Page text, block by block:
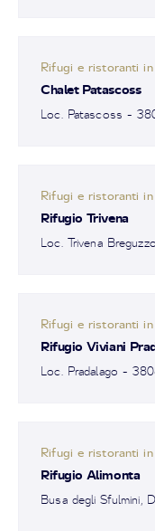
Rifugi e ristoranti
Chalet Patascoss
Loc. Patascoss -
Rifugi e ristoranti
Rifugio Trivena
Loc. Trivena
Rifugi e ristoranti
Rifugio Viviani
Loc. Pradalago -
Rifugi e ristoranti
Rifugio Alimonta
Busa degli Sfulmini,